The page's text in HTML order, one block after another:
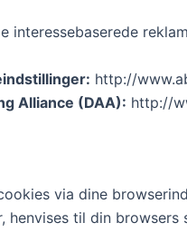
interessebaserede
http://
Alliance (DAA): http://
via dine
henvises til din browsers